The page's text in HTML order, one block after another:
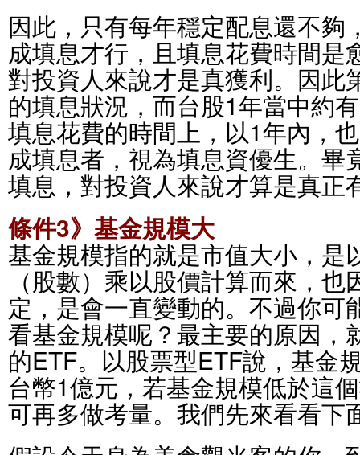
因此，只有每年穩定配息還不夠
成填息才行，且填息花費時間是
對投資人來說才是真獲利。因此
的填息狀況，而台股1年當中約
填息花費的時間上，以1年內，
成填息者，視為填息資優生。畢
填息，對投資人來說才算是真正
條件3》基金規模大
基金規模指的就是市值大小，是
（股數）乘以股價計算而來，
定，是會一直變動的。不過你可
看基金規模呢？最主要的原因，
的ETF。以股票型ETF說，基金
台幣1億元，若基金規模低於這
可再多做考量。我們先來看看下